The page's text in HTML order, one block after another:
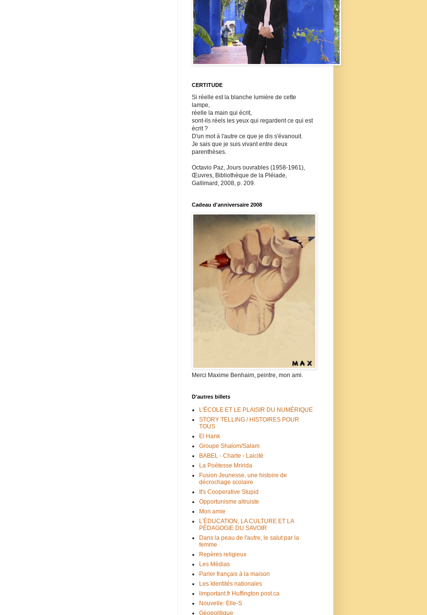
CERTITUDE
Si réelle est la blanche lumière de cette
lampe,
réelle la main qui écrit,
sont-ils réels les yeux qui regardent ce qui est
écrit ?
D'un mot à l'autre ce que je dis s'évanouit.
Je sais que je suis vivant entre deux
parenthèses.
Octavio Paz, Jours ouvrables (1958-1961),
Œuvres, Bibliothèque de la Pléiade,
Gallimard, 2008, p. 209.
Cadeau d'anniversaire 2008
Merci Maxime Benhaim, peintre, mon ami.
D'autres billets
L'ÉCOLE ET LE PLAISIR DU NUMÉRIQUE
STORY TELLING / HISTOIRES POUR
TOUS
El Hank
Groupe Shalom/Salam
BABEL - Charte - Laicité
La Poétesse Mririda
Fusion Jeunesse, une histoire de
décrochage scolaire
It's Cooperative Stupid
Opportunisme altruiste
Mon amie
L'ÉDUCATION, LA CULTURE ET LA
PÉDAGOGIE DU SAVOIR
Dans la peau de l'autre, le salut par la
femme
Repères religieux
Les Médias
Parler français à la maison
Les Identités nationales
limportant.fr Huffington post.ca
Nouvelle: Elle-S
Géopolitique